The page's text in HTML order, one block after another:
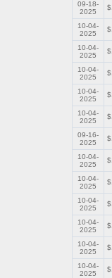
09-18-
2025
10-04-
2025
10-04-
2025
10-04-
2025
10-04-
2025
10-04-
2025
09-16-
2025
10-04-
2025
10-04-
2025
10-04-
2025
10-04-
2025
10-04-
2025
10-04-
2025